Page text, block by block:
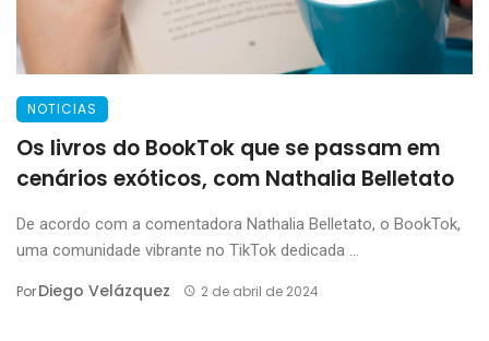
NOTICIAS
Os livros do BookTok que se passam em
cenários exóticos, com Nathalia Belletato
De acordo com a comentadora Nathalia Belletato, o BookTok,
uma comunidade vibrante no TikTok dedicada ...
PorDiego Velázquez 2 de abril de 2024